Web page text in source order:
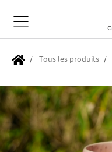
Tous les produits